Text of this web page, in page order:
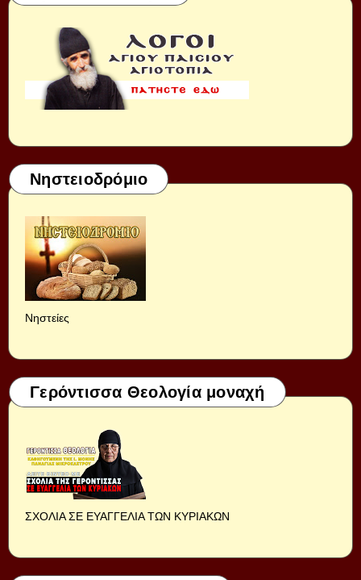
Νηστειοδρόμιο
Νηστείες
Γερόντισσα Θεολογία μοναχή
ΣΧΟΛΙΑ ΣΕ ΕΥΑΓΓΕΛΙΑ ΤΩΝ ΚΥΡΙΑΚΩΝ